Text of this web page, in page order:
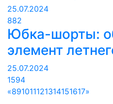
25.07.2024
882
Юбка-шорты:
элемент
25.07.2024
1594
«891011121314151617»